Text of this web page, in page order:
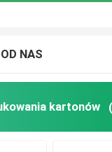
z użyciem
NAS
kartonów